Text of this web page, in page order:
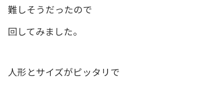
難しそうだったので
回してみました。
人形とサイズがピッタリで